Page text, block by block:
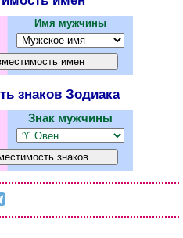
Имя мужчины
знаков Зодиака
Знак мужчины